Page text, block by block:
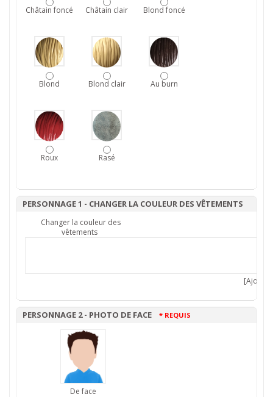
Châtain foncé Châtain clair Blond foncé
Blond Blond clair Au burn
Roux Rasé
PERSONNAGE 1 - CHANGER LA COULEUR DES VÊTEMENTS
Changer la couleur des
vêtements
PERSONNAGE 2 - PHOTO DE FACE * REQUIS
De face